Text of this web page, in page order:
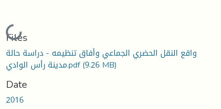
Loading...
Files
واقع النقل الحضري الجماعي وأفاق تنظيمه - دراسة حالة
مدينة رأس الوادي.pdf(9.26 MB)
Date
2016